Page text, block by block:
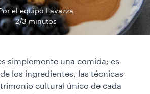
el equipo Lavazza
2/3 minutos
simplemente una comida; es
los ingredientes, las técnicas
cultural único de cada